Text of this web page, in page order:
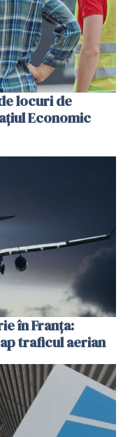
locuri de
Economic
în Franţa:
traficul aerian